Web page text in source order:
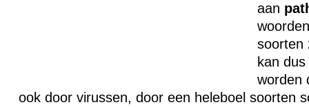
aan
soorten
kan
worden
ook door virussen, door een heleboel soorten